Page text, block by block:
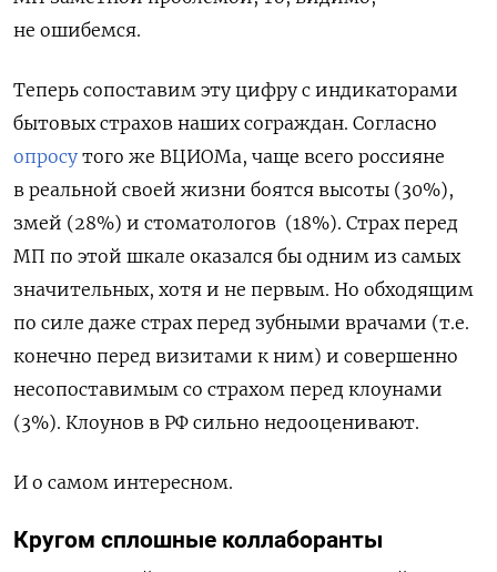
не ошибемся.
Теперь сопоставим эту цифру с индикаторами
бытовых страхов наших сограждан. Согласно
опросу того же ВЦИОМа, чаще всего россияне
в реальной своей жизни боятся высоты (30%),
змей (28%) и стоматологов (18%). Страх перед
МП по этой шкале оказался бы одним из самых
значительных, хотя и не первым. Но обходящим
по силе даже страх перед зубными врачами (т.е.
конечно перед визитами к ним) и совершенно
несопоставимым со страхом перед клоунами
(3%). Клоунов в РФ сильно недооценивают.
И о самом интересном.
Кругом сплошные коллаборанты